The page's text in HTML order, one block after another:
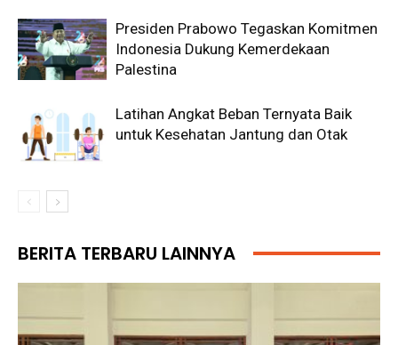
Presiden Prabowo Tegaskan Komitmen
Indonesia Dukung Kemerdekaan
Palestina
Latihan Angkat Beban Ternyata Baik
untuk Kesehatan Jantung dan Otak
BERITA TERBARU LAINNYA